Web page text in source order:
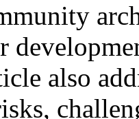
also